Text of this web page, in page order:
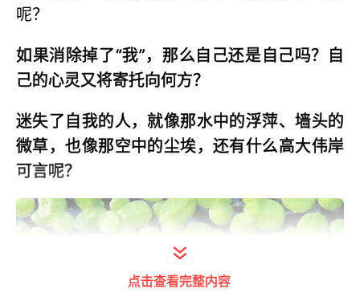
呢？
如果消除掉了“我”，那么自己还是自己吗？自
己的心灵又将寄托向何方？
迷失了自我的人，就像那水中的浮萍、墙头的
微草，也像那空中的尘埃，还有什么高大伟岸
可言呢？
点击查看完整内容